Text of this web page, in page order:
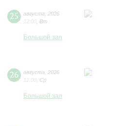
25 августа
2026
12:00 Вт
Большой зал
26 августа
2026
12:00 Ср
Большой зал